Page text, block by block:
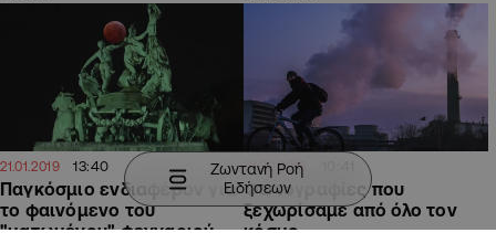
21.01.2019 13:40
Παγκόσμιο ενδιαφέρον για
το φαινόμενο του
"ματωμένου" φεγγαριού
01.02.2018
Φωτογραφίες που
ξεχωρίσαμε από όλο τον
κόσμο
Ζωντανή Ροή
Ειδήσεων